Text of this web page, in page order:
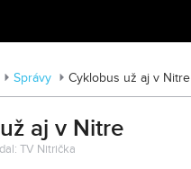
Správy Cyklobus už aj v Nitre
aj v Nitre
TV Nitrička